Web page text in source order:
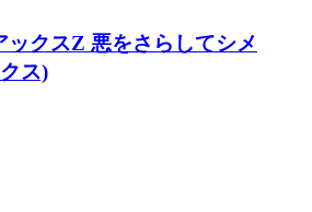
ックスZ 悪をさらしてシメ
ス)